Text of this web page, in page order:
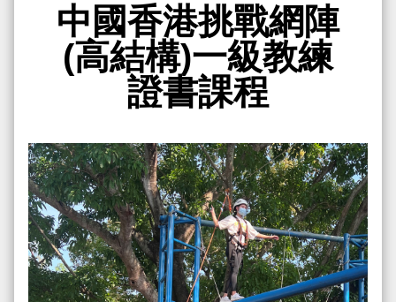
中國香港挑戰網陣
(高結構)一級教練
證書課程